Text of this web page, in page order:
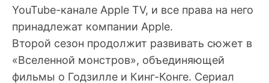
YouTube-канале Apple TV, и все права на него
принадлежат компании Apple.
Второй сезон продолжит развивать сюжет в
«Вселенной монстров», объединяющей
фильмы о Годзилле и Кинг-Конге. Сериал